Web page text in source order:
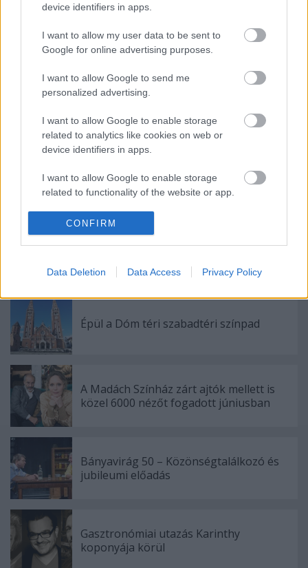
device identifiers in apps.
I want to allow my user data to be sent to
Google for online advertising purposes.
I want to allow Google to send me
personalized advertising.
I want to allow Google to enable storage
related to analytics like cookies on web or
device identifiers in apps.
I want to allow Google to enable storage
related to functionality of the website or app.
I want to allow Google to enable storage
related to personalization.
related to security, including authentication
user protection.
CONFIRM
Data Deletion Data Access Privacy Policy
Támogatók: NKÖM, NKA Színházi Kollégium, Fővárosi
Önkormányzat Kulturális Bizottsága,
Szkéné Színház, MU Színház, Artus Stúdió
forrás: Andaxínház
Ajánlott bejegyzések:
Épül a Dóm téri szabadtéri színpad
A Madách Színház zárt ajtók mellett is
közel 6000 nézőt fogadott júniusban
Bányavirág 50 – Közönségtalálkozó és
jubileumi előadás
Gasztronómiai utazás Karinthy
koponyája körül